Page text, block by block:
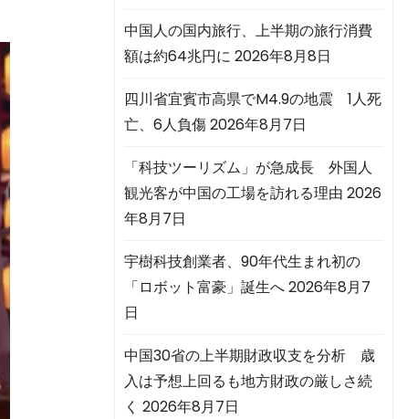
中国人の国内旅行、上半期の旅行消費
額は約64兆円に 2026年8月8日
四川省宜賓市高県でM4.9の地震 1人死
亡、6人負傷2026年8月7日
「科技ツーリズム」が急成長 外国人
観光客が中国の工場を訪れる理由 2026
年8月7日
宇樹科技創業者、90年代生まれ初の
「ロボット富豪」誕生へ2026年8月7
日
中国30省の上半期財政収支を分析 歳
入は予想上回るも地方財政の厳しさ続
く 2026年8月7日